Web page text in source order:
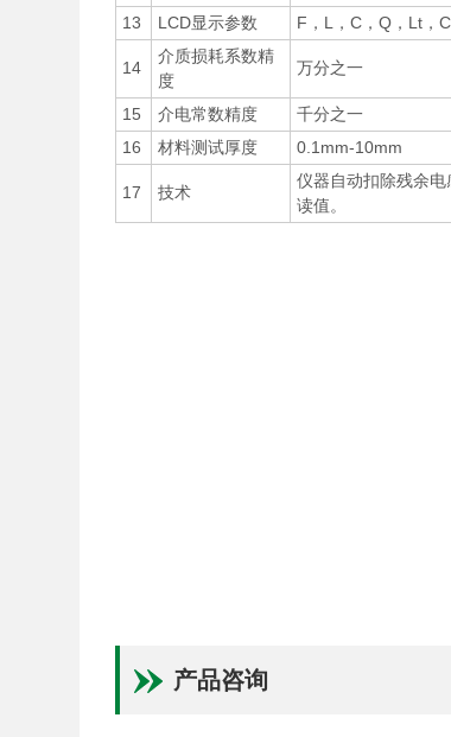
13
LCD显示参数 F，L，C，Q，Lt，
14
介质损耗系数精
度
万分之一
15 介电常数精度
千分之一
16
材料测试厚度 0.1mm-10mm
17 技术
仪器自动扣除残余
读值。
产品咨询